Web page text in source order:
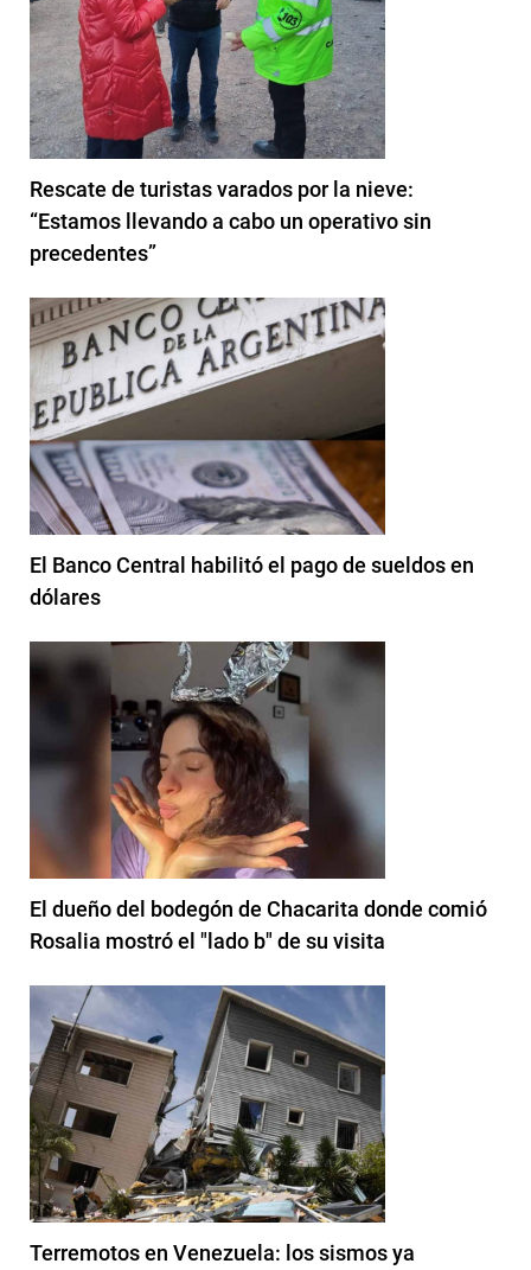
Rescate de turistas varados por la nieve:
“Estamos llevando a cabo un operativo sin
precedentes”
El Banco Central habilitó el pago de sueldos en
dólares
El dueño del bodegón de Chacarita donde comió
Rosalia mostró el "lado b" de su visita
Terremotos en Venezuela: los sismos ya